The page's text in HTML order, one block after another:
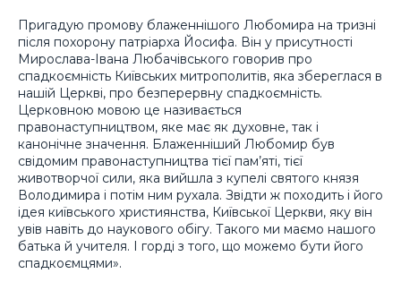
Пригадую промову блаженнішого Любомира на тризні
після похорону патріарха Йосифа. Він у присутності
Мирослава-Івана Любачівського говорив про
спадкоємність Київських митрополитів, яка збереглася в
нашій Церкві, про безперервну спадкоємність.
Церковною мовою це називається
правонаступництвом, яке має як духовне, так і
канонічне значення. Блаженніший Любомир був
свідомим правонаступництва тієї пам’яті, тієї
животворчої сили, яка вийшла з купелі святого князя
Володимира і потім ним рухала. Звідти ж походить і його
ідея київського християнства, Київської Церкви, яку він
увів навіть до наукового обігу. Такого ми маємо нашого
батька й учителя. І горді з того, що можемо бути його
спадкоємцями».